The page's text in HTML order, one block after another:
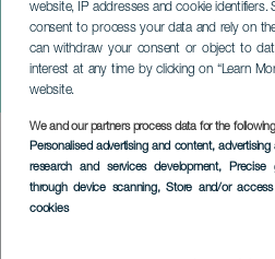
website, IP addresses and cookie
consent to process your data and rely on
can withdraw your consent or object to
interest at any time by clicking on “Learn
website.
We and our partners process data for the
Personalised advertising and content,
research and services development, Precise
through device scanning, Store and/or
cookies
A Kanári-
napja
GRAN CANARIA
Imagen
Listado